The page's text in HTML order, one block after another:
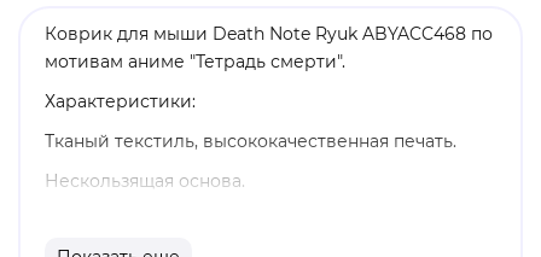
Коврик для мыши Death Note Ryuk ABYACC468 по
мотивам аниме "Тетрадь смерти".
Характеристики:
Тканый текстиль, высококачественная печать.
Нескользящая основа.